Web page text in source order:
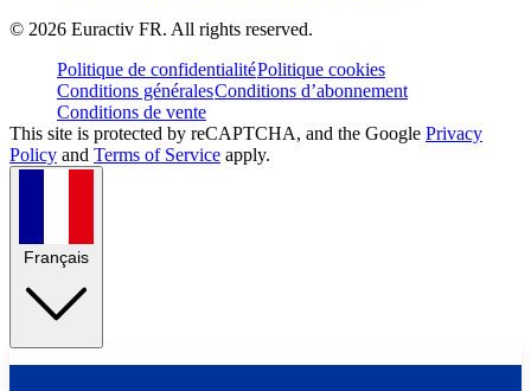
© 2026 Euractiv FR. All rights reserved.
Politique de confidentialitéPolitique cookies
Conditions généralesConditions d’abonnement
Conditions de vente
This site is protected by reCAPTCHA, and the Google Privacy
Policy and Terms of Service apply.
Français